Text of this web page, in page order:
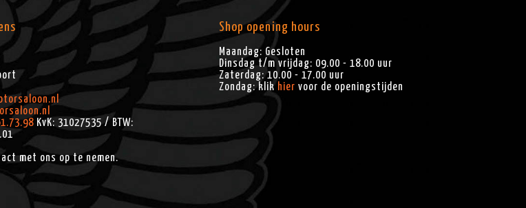
KvK: 31027535 / BTW:
met ons op te nemen.
Shop opening hours
Maandag: Gesloten
Dinsdag t/m vrijdag: 09.00 - 18.00 uur
Zaterdag: 10.00 - 17.00 uur
Zondag: klik hier voor de openingstijden